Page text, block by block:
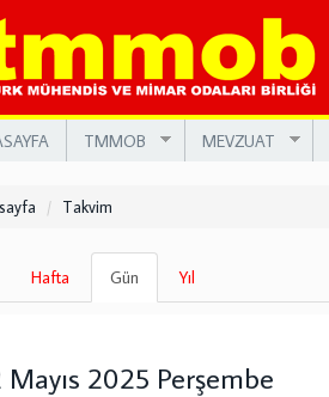
TMMOB MEVZUAT
Takvim
Hafta Gün
sekme)
Yıl
Mayıs 2025 Perşembe